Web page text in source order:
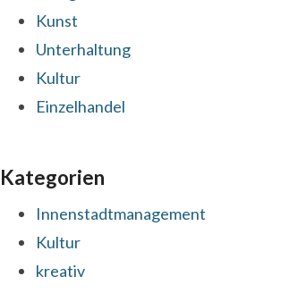
Kunst
Unterhaltung
Kultur
Einzelhandel
Kategorien
Innenstadtmanagement
Kultur
kreativ